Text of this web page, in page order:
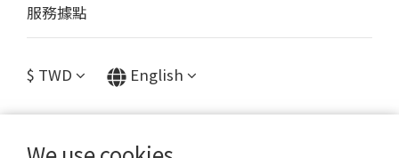
服務據點
$ TWD English